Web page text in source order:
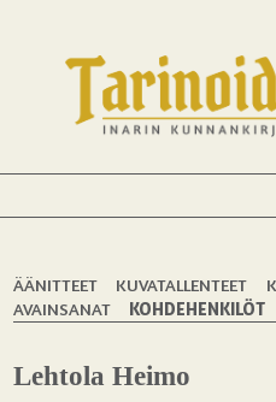
ÄÄNITTEET KUVATALLENTEET
AVAINSANAT
KOHDEHENKILÖT
Lehtola Heimo